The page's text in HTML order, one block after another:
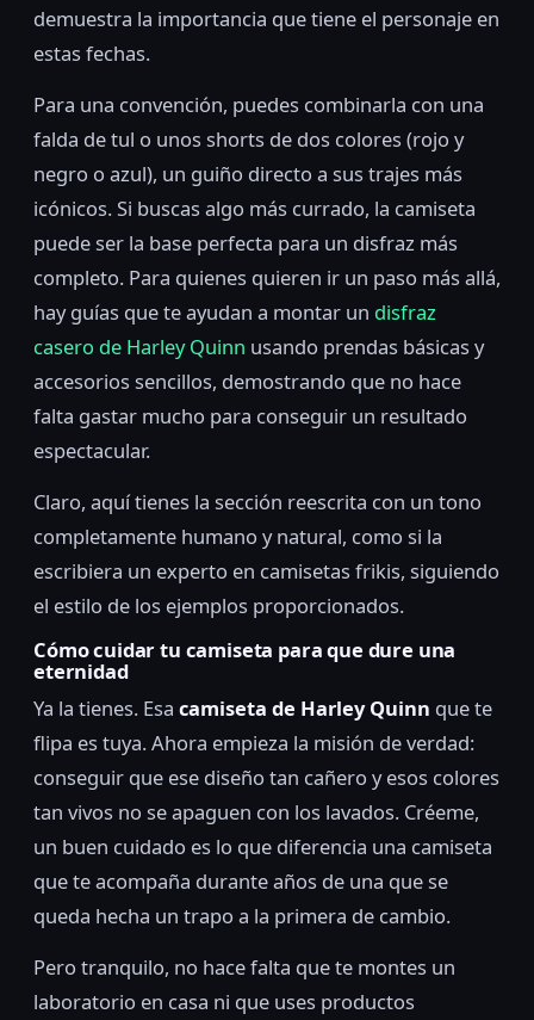
demuestra la importancia que tiene el personaje en
estas fechas.
Para una convención, puedes combinarla con una
falda de tul o unos shorts de dos colores (rojo y
negro o azul), un guiño directo a sus trajes más
icónicos. Si buscas algo más currado, la camiseta
puede ser la base perfecta para un disfraz más
completo. Para quienes quieren ir un paso más allá,
hay guías que te ayudan a montar un disfraz
casero de Harley Quinn usando prendas básicas y
accesorios sencillos, demostrando que no hace
falta gastar mucho para conseguir un resultado
espectacular.
Claro, aquí tienes la sección reescrita con un tono
completamente humano y natural, como si la
escribiera un experto en camisetas frikis, siguiendo
el estilo de los ejemplos proporcionados.
Cómo cuidar tu camiseta para que dure una
eternidad
Ya la tienes. Esa camiseta de Harley Quinn que te
flipa es tuya. Ahora empieza la misión de verdad:
conseguir que ese diseño tan cañero y esos colores
tan vivos no se apaguen con los lavados. Créeme,
un buen cuidado es lo que diferencia una camiseta
que te acompaña durante años de una que se
queda hecha un trapo a la primera de cambio.
Pero tranquilo, no hace falta que te montes un
laboratorio en casa ni que uses productos